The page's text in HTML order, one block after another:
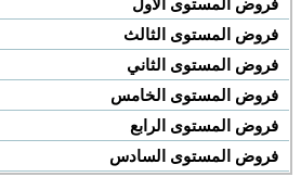
فروض المستوى الثالث
فروض المستوى الثاني
فروض المستوى الخامس
فروض المستوى الرابع
فروض المستوى السادس